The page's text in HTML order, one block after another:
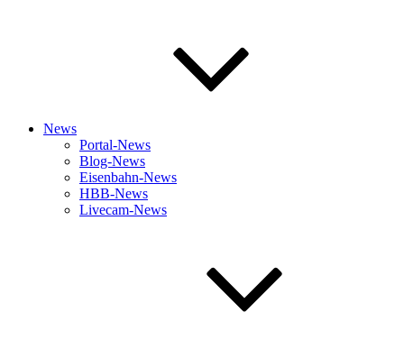
News
Portal-News
Blog-News
Eisenbahn-News
HBB-News
Livecam-News